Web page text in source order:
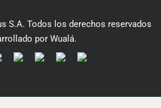
S.A. Todos los derechos reservados
por Wualá.